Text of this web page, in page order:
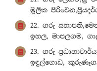
මූලික
22. ගරු
ඉහල, මාපලගම,
23. ගරු
ඉඳුල්ගොඩ,